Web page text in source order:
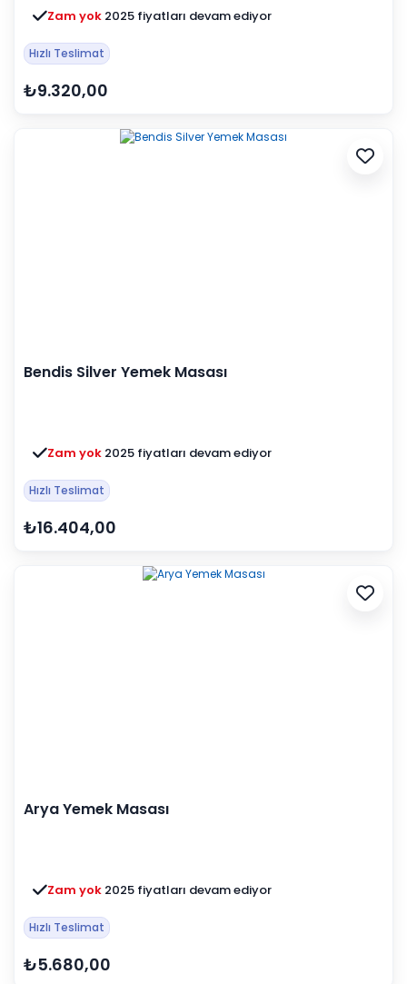
Zam yok 2025 fiyatları devam ediyor
Hızlı Teslimat
₺9.320,00
Bendis Silver Yemek Masası
Zam yok 2025 fiyatları devam ediyor
Hızlı Teslimat
₺16.404,00
Arya Yemek Masası
Zam yok 2025 fiyatları devam ediyor
Hızlı Teslimat
₺5.680,00